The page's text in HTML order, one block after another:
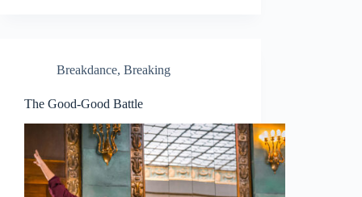
Breakdance, Breaking
The Good-Good Battle